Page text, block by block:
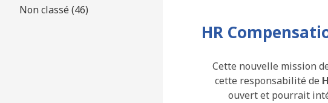
HR
Cette nouvelle mission
cette responsabilité de
ouvert et pourrait
Non classé (46)